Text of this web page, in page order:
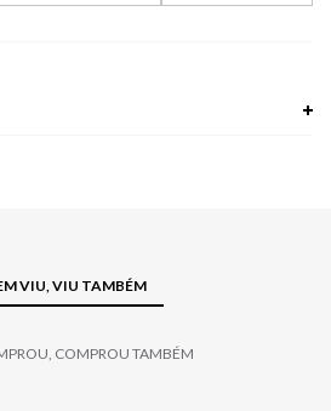
VIU, VIU TAMBÉM
COMPROU TAMBÉM